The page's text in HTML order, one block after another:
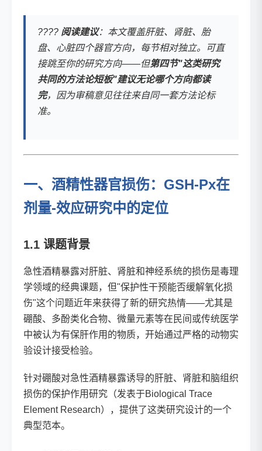
???? 阅读建议：本文覆盖肝脏、肾脏、胎
盘、心脏四个器官方向，每节相对独立。可直
接跳至你的研究方向——但第四节"这类研究
共同的方法论短板"建议无论哪个方向都读
完，因为审稿意见往往来自同一套方法论标
准。
一、酒精性器官损伤：GSH-Px在
剂量-效应研究中的定位
1.1 课题背景
急性酒精暴露对肝脏、肾脏和神经系统的损伤是毒理
学领域的经典课题，但"保护性干预能否缓解氧化损
伤"这个问题近年来获得了新的研究热情——尤其是
硼酸、多酚类化合物、微量元素等在民间或传统医学
中被认为有保肝作用的物质，开始通过严格的动物实
验设计接受检验。
针对硼酸对急性酒精暴露诱导的肝脏、肾脏和脑组织
损伤的保护作用研究（发表于Biological Trace
Element Research），提供了这类研究设计的一个
典型范本。